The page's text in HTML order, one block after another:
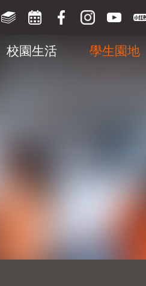
校園生活 學生園地